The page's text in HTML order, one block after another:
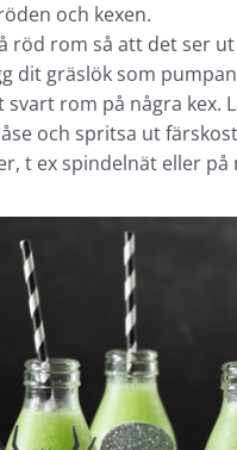
och kexen.
röd rom så att det ser
dit gräslök som
svart rom på några kex.
och spritsa ut
t ex spindelnät eller på